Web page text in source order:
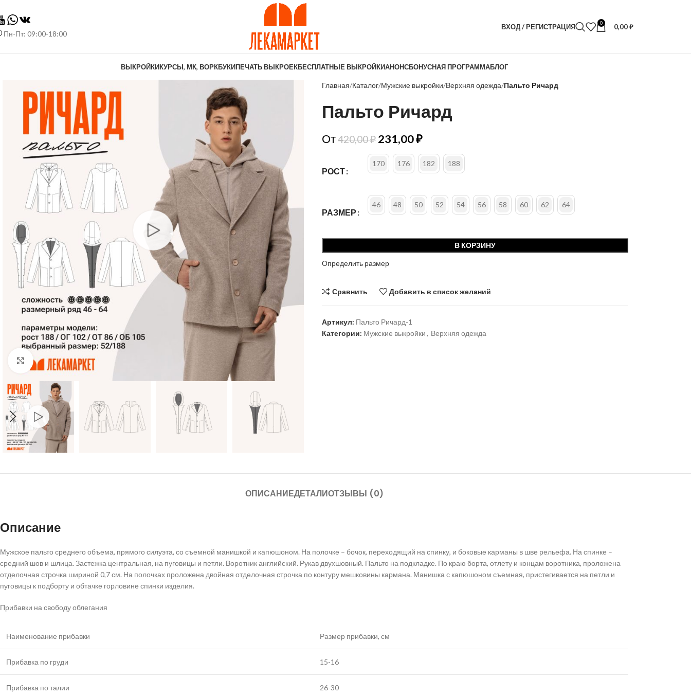
Пн-Пт: 09:00-18:00
ВХОД / РЕГИСТРАЦИЯ 0 0,00₽
ВЫКРОЙКИКУРСЫ, МК, ВОРКБУКИПЕЧАТЬ ВЫКРОЕКБЕСПЛАТНЫЕ ВЫКРОЙКИАНОНСБОНУСНАЯ ПРОГРАММАБЛОГ
Нажмите, чтобы увеличить
Главная Каталог Мужские выкройки Верхняя одежда Пальто Ричард
Пальто Ричард
От420,00₽ 231,00₽
РОСТ
170 176 182 188
РАЗМЕР
46 48 50 52 54 56 58 60 62 64
В КОРЗИНУ
Определить размер
Сравнить Добавить в список желаний
Артикул: Пальто Ричард-1
Категории: Мужские выкройки, Верхняя одежда
ОПИСАНИЕДЕТАЛИОТЗЫВЫ (0)
Описание
Мужское пальто среднего объема, прямого силуэта, со съемной манишкой и капюшоном. На полочке – бочок, переходящий на спинку, и боковые карманы в шве рельефа. На спинке –
средний шов и шлица. Застежка центральная, на пуговицы и петли. Воротник английский. Рукав двухшовный. Пальто на подкладке. По краю борта, отлету и концам воротника, проложена
отделочная строчка шириной 0,7 см. На полочках проложена двойная отделочная строчка по контуру мешковины кармана. Манишка с капюшоном съемная, пристегивается на петли и
пуговицы к подборту и обтачке горловине спинки изделия.
Прибавки на свободу облегания
Наименование прибавки Размер прибавки, см
Прибавка по груди 15-16
Прибавка по талии 26-30